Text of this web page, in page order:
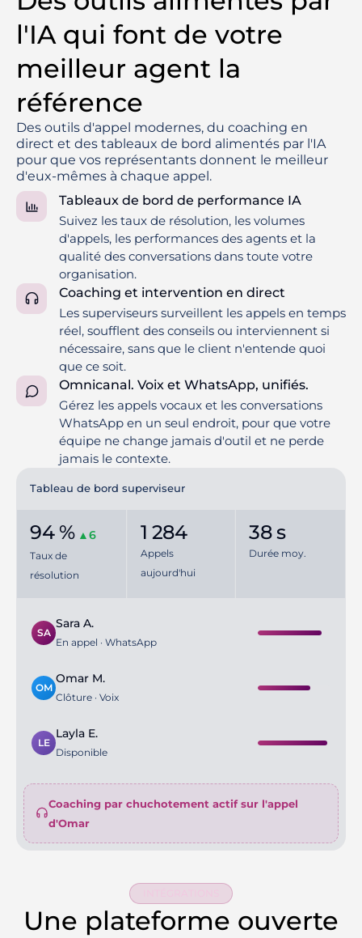
l'IA qui font de votre
meilleur agent la
référence
Des outils d'appel modernes, du coaching en
direct et des tableaux de bord alimentés par l'IA
pour que vos représentants donnent le meilleur
d'eux-mêmes à chaque appel.
Tableaux de bord de performance IA
Suivez les taux de résolution, les volumes
d'appels, les performances des agents et la
qualité des conversations dans toute votre
organisation.
Coaching et intervention en direct
Les superviseurs surveillent les appels en temps
réel, soufflent des conseils ou interviennent si
nécessaire, sans que le client n'entende quoi
que ce soit.
Omnicanal. Voix et WhatsApp, unifiés.
Gérez les appels vocaux et les conversations
WhatsApp en un seul endroit, pour que votre
équipe ne change jamais d'outil et ne perde
jamais le contexte.
Tableau de bord superviseur
94 % ▲6
Taux de
résolution
1 284
Appels
aujourd'hui
38 s
Durée moy.
SA
Sara A.
En appel · WhatsApp
OM
Omar M.
Clôture · Voix
LE
Layla E.
Disponible
Coaching par chuchotement actif sur l'appel
d'Omar
Une plateforme ouverte